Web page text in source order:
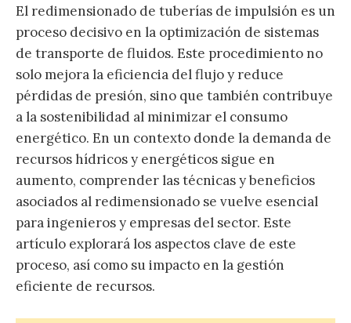
El redimensionado de tuberías de impulsión es un
proceso decisivo en la optimización de sistemas
de transporte de fluidos. Este procedimiento no
solo mejora la eficiencia del flujo y reduce
pérdidas de presión, sino que también contribuye
a la sostenibilidad al minimizar el consumo
energético. En un contexto donde la demanda de
recursos hídricos y energéticos sigue en
aumento, comprender las técnicas y beneficios
asociados al redimensionado se vuelve esencial
para ingenieros y empresas del sector. Este
artículo explorará los aspectos clave de este
proceso, así como su impacto en la gestión
eficiente de recursos.